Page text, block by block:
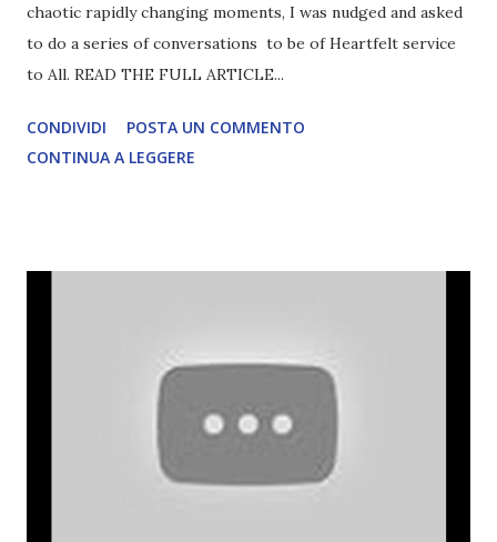
chaotic rapidly changing moments, I was nudged and asked
to do a series of conversations to be of Heartfelt service
to All. READ THE FULL ARTICLE...
CONDIVIDI
POSTA UN COMMENTO
CONTINUA A LEGGERE